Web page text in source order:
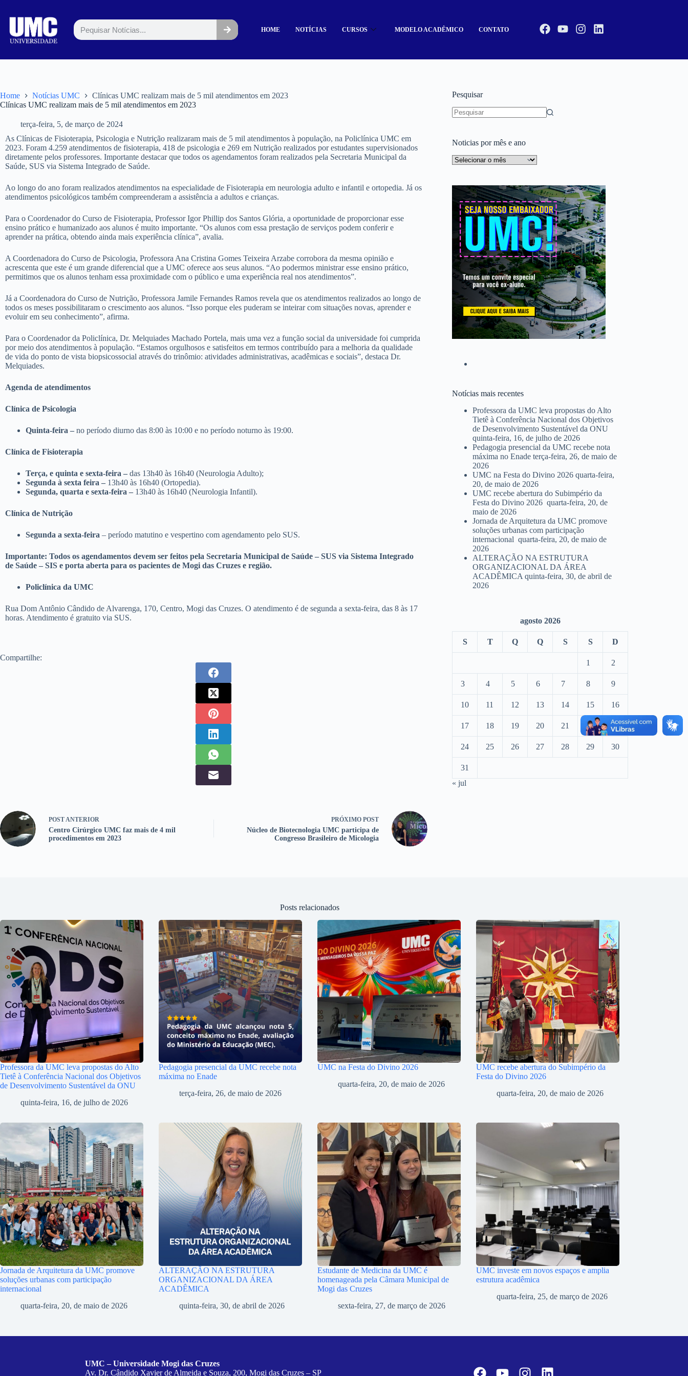
HOME NOTÍCIAS CURSOS MODELO ACADÊMICO CONTATO
Home Notícias UMC
Clínicas UMC realizam mais de 5 mil atendimentos em 2023
Clínicas UMC realizam mais de 5 mil atendimentos em 2023
terça-feira, 5, de março de 2024
As Clínicas de Fisioterapia, Psicologia e Nutrição realizaram mais de 5 mil atendimentos à população, na Policlínica UMC em
2023. Foram 4.259 atendimentos de fisioterapia, 418 de psicologia e 269 em Nutrição realizados por estudantes supervisionados
diretamente pelos professores. Importante destacar que todos os agendamentos foram realizados pela Secretaria Municipal da
Saúde, SUS via Sistema Integrado de Saúde.
Ao longo do ano foram realizados atendimentos na especialidade de Fisioterapia em neurologia adulto e infantil e ortopedia. Já os
atendimentos psicológicos também compreenderam a assistência a adultos e crianças.
Para o Coordenador do Curso de Fisioterapia, Professor Igor Phillip dos Santos Glória, a oportunidade de proporcionar esse
ensino prático e humanizado aos alunos é muito importante. “Os alunos com essa prestação de serviços podem conferir e
aprender na prática, obtendo ainda mais experiência clínica”, avalia.
A Coordenadora do Curso de Psicologia, Professora Ana Cristina Gomes Teixeira Arzabe corrobora da mesma opinião e
acrescenta que este é um grande diferencial que a UMC oferece aos seus alunos. “Ao podermos ministrar esse ensino prático,
permitimos que os alunos tenham essa proximidade com o público e uma experiência real nos atendimentos”.
Já a Coordenadora do Curso de Nutrição, Professora Jamile Fernandes Ramos revela que os atendimentos realizados ao longo de
todos os meses possibilitaram o crescimento aos alunos. “Isso porque eles puderam se inteirar com situações novas, aprender e
evoluir em seu conhecimento”, afirma.
Para o Coordenador da Policlínica, Dr. Melquiades Machado Portela, mais uma vez a função social da universidade foi cumprida
por meio dos atendimentos à população. “Estamos orgulhosos e satisfeitos em termos contribuído para a melhoria da qualidade
de vida do ponto de vista biopsicossocial através do trinômio: atividades administrativas, acadêmicas e sociais”, destaca Dr.
Melquiades.
Agenda de atendimentos
Clínica de Psicologia
Quinta-feira – no período diurno das 8:00 às 10:00 e no período noturno às 19:00.
Clínica de Fisioterapia
Terça, e quinta e sexta-feira – das 13h40 às 16h40 (Neurologia Adulto);
Segunda à sexta feira – 13h40 às 16h40 (Ortopedia).
Segunda, quarta e sexta-feira – 13h40 às 16h40 (Neurologia Infantil).
Clínica de Nutrição
Segunda a sexta-feira – período matutino e vespertino com agendamento pelo SUS.
Importante: Todos os agendamentos devem ser feitos pela Secretaria Municipal de Saúde – SUS via Sistema Integrado
de Saúde – SIS e porta aberta para os pacientes de Mogi das Cruzes e região.
Policlínica da UMC
Rua Dom Antônio Cândido de Alvarenga, 170, Centro, Mogi das Cruzes. O atendimento é de segunda a sexta-feira, das 8 às 17
horas. Atendimento é gratuito via SUS.
Compartilhe:
POSTANTERIOR
Centro Cirúrgico UMC faz mais de 4 mil
procedimentos em 2023
PRÓXIMO POST
Núcleo de Biotecnologia UMC participa de
Congresso Brasileiro de Micologia
Pesquisar
Noticias por mês e ano
Notícias mais recentes
Professora da UMC leva propostas do Alto
Tietê à Conferência Nacional dos Objetivos
de Desenvolvimento Sustentável da ONU
quinta-feira, 16, de julho de 2026
Pedagogia presencial da UMC recebe nota
máxima no Enade terça-feira, 26, de maio de
2026
UMC na Festa do Divino 2026 quarta-feira,
20, de maio de 2026
UMC recebe abertura do Subimpério da
Festa do Divino 2026 quarta-feira, 20, de
maio de 2026
Jornada de Arquitetura da UMC promove
soluções urbanas com participação
internacional quarta-feira, 20, de maio de
2026
ALTERAÇÃO NA ESTRUTURA
ORGANIZACIONAL DA ÁREA
ACADÊMICA quinta-feira, 30, de abril de
2026
agosto 2026
S T Q Q S S D
1 2
3 4 5 6 7 8 9
10 11 12 13 14 15 16
17 18 19 20 21 22 23
24 25 26 27 28 29 30
31
« jul
Posts relacionados
Professora da UMC leva propostas do Alto
Tietê à Conferência Nacional dos Objetivos
de Desenvolvimento Sustentável da ONU
quinta-feira, 16, de julho de 2026
Pedagogia presencial da UMC recebe nota
máxima no Enade
terça-feira, 26, de maio de 2026
UMC na Festa do Divino 2026
quarta-feira, 20, de maio de 2026
UMC recebe abertura do Subimpério da
Festa do Divino 2026
quarta-feira, 20, de maio de 2026
Jornada de Arquitetura da UMC promove
soluções urbanas com participação
internacional
quarta-feira, 20, de maio de 2026
ALTERAÇÃO NA ESTRUTURA
ORGANIZACIONAL DA ÁREA
ACADÊMICA
quinta-feira, 30, de abril de 2026
Estudante de Medicina da UMC é
homenageada pela Câmara Municipal de
Mogi das Cruzes
sexta-feira, 27, de março de 2026
UMC investe em novos espaços e amplia
estrutura acadêmica
quarta-feira, 25, de março de 2026
UMC – Universidade Mogi das Cruzes
Av. Dr. Cândido Xavier de Almeida e Souza, 200, Mogi das Cruzes – SP